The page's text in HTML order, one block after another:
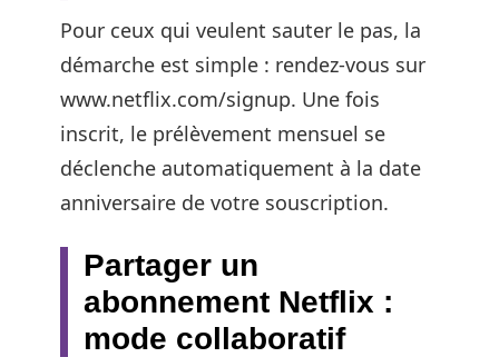
Pour ceux qui veulent sauter le pas, la
démarche est simple : rendez-vous sur
www.netflix.com/signup. Une fois
inscrit, le prélèvement mensuel se
déclenche automatiquement à la date
anniversaire de votre souscription.
Partager un
abonnement Netflix :
mode collaboratif